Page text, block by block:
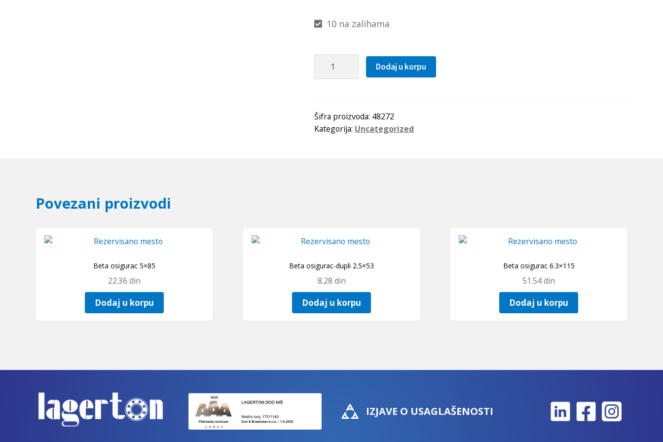
10 na zalihama
Caura
Japan
količina
Dodaj u korpu
Šifra proizvoda: 48272
Kategorija: Uncategorized
Povezani proizvodi
Beta osigurac 5×85
22.36 din
Dodaj u korpu
Beta osigurac-dupli 2.5×53
8.28 din
Dodaj u korpu
Beta osigurac 6.3×115
51.54din
Dodaj u korpu
IZJAVE O USAGLAŠENOSTI